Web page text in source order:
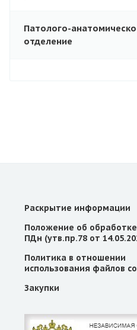
Патолого-
отделение
Раскрытие информации
Положение об
ПДн (утв.пр.78 от
Политика в отношении
использования файлов
Закупки